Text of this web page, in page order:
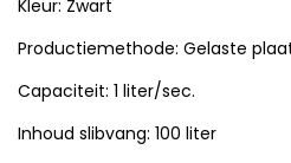
Kleur: Zwart
Productiemethode: Gelaste
Capaciteit: 1 liter/sec.
Inhoud slibvang: 100 liter